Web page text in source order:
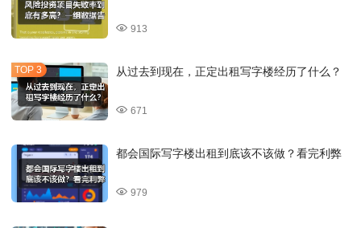
913
从过去到现在，正定出租写字楼经历了什么？
671
都会国际写字楼出租到底该不该做？看完利弊
979